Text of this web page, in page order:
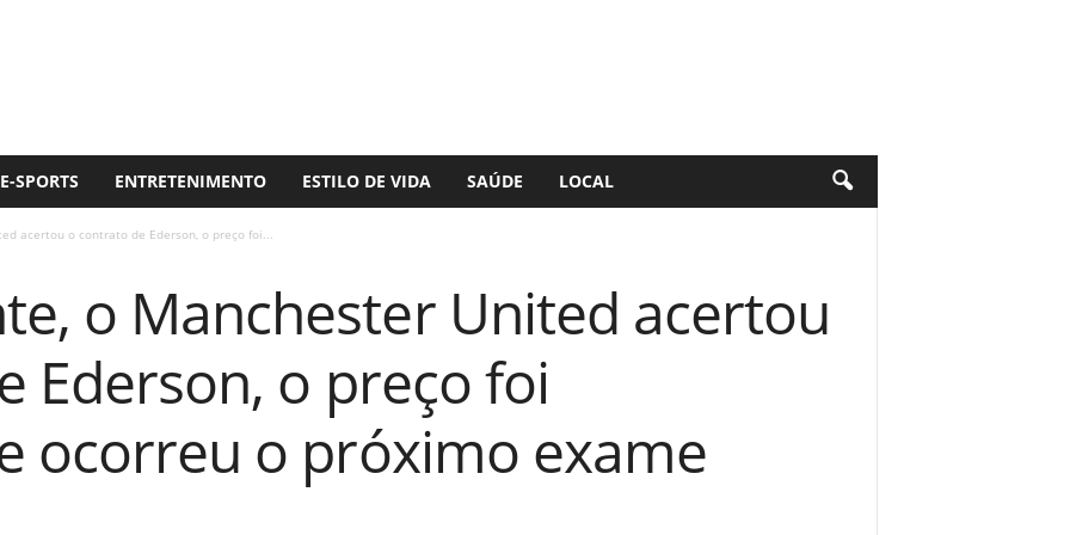
E-SPORTS ENTRETENIMENTO ESTILO DE VIDA SAÚDE LOCAL
acertou o contrato de Ederson, o preço foi...
o Manchester United acertou
Ederson, o preço foi
ocorreu o próximo exame